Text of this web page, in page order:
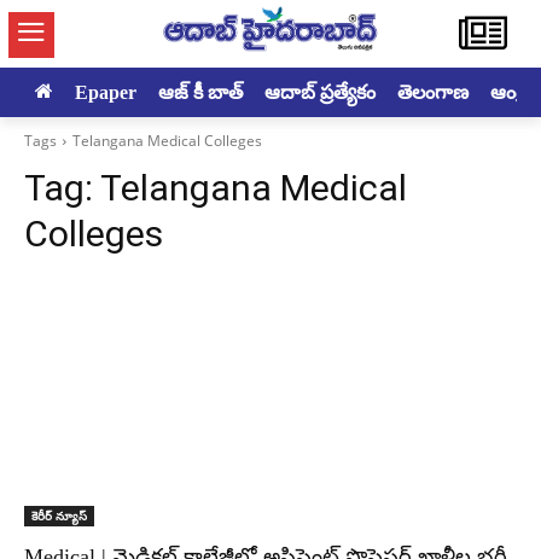
Epaper ఆజ్ కీ బాత్ ఆదాబ్ ప్రత్యేకం తెలంగాణ
Tags Telangana Medical Colleges
Tag: Telangana Medical
Colleges
కెరీర్ న్యూస్